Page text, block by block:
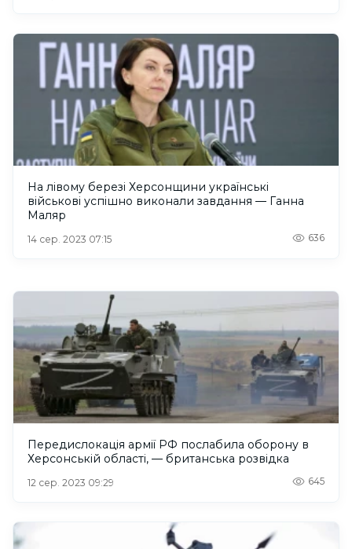
На лівому березі Херсонщини українські
військові успішно виконали завдання — Ганна
Маляр
14 сер. 2023 07:15 636
Передислокація армії РФ послабила оборону в
Херсонській області, — британська розвідка
12 сер. 2023 09:29 645